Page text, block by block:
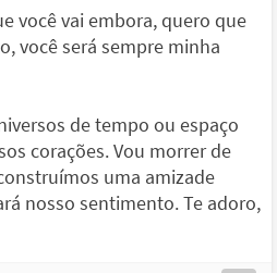
você vai embora, quero que
você será sempre minha
de tempo ou espaço
corações. Vou morrer de
uma amizade
nosso sentimento. Te adoro,